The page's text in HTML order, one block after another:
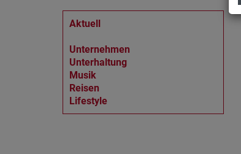
Aktuell
Unternehmen
Unterhaltung
Musik
Reisen
Lifestyle